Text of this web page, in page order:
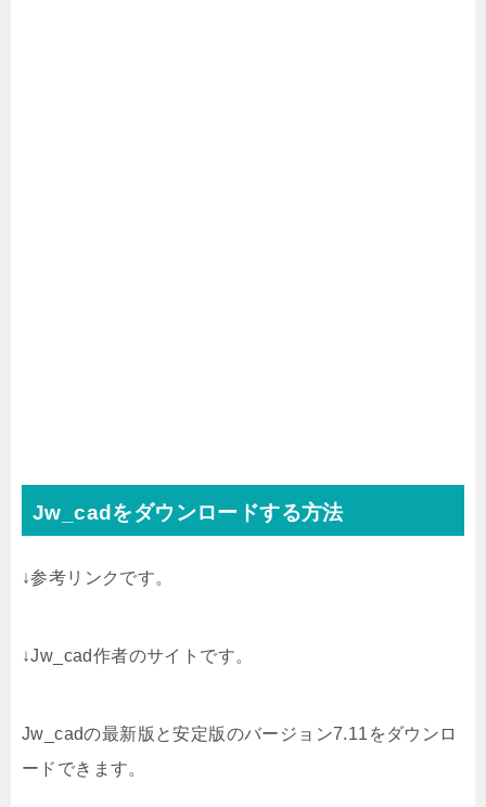
Jw_cadをダウンロードする方法
↓参考リンクです。
↓Jw_cad作者のサイトです。
Jw_cadの最新版と安定版のバージョン7.11をダウンロ
ードできます。